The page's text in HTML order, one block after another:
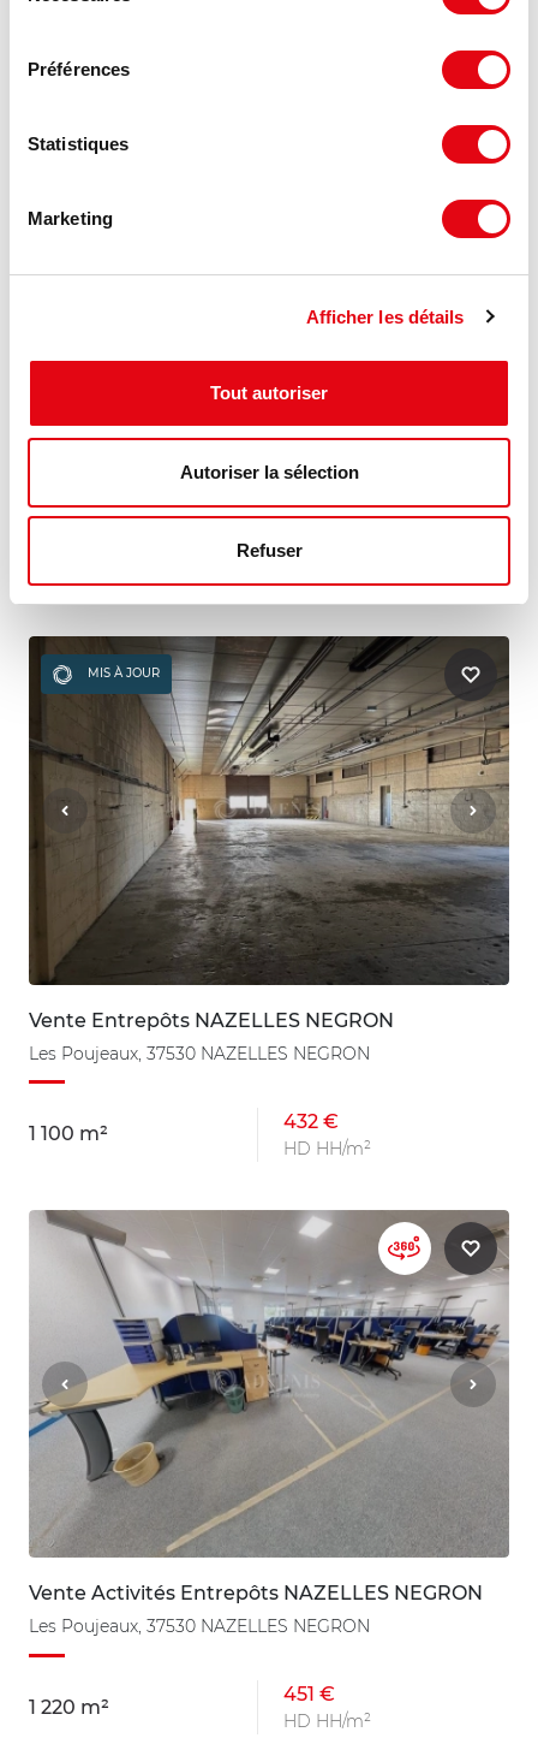
Préférences
Statistiques
Marketing
Afficher les détails
Tout autoriser
Autoriser la sélection
Refuser
41200 ROMORANTIN LANTHENAY
MIS À JOUR
Vente Entrepôts NAZELLES NEGRON
Les Poujeaux, 37530 NAZELLES NEGRON
1 100 m²
432 €
HD HH/m²
Vente Activités Entrepôts NAZELLES NEGRON
Les Poujeaux, 37530 NAZELLES NEGRON
1 220 m²
451 €
HD HH/m²